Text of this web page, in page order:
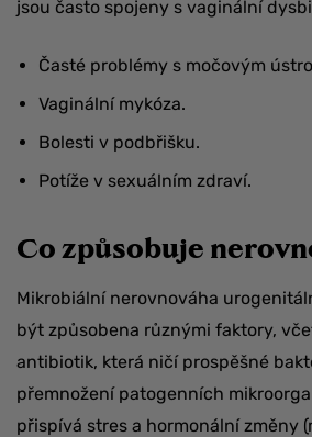
jsou často spojeny s vaginální
Časté problémy s močovým
Vaginální mykóza.
Bolesti v podbřišku.
Potíže v sexuálním zdraví.
Co způsobuje
Mikrobiální nerovnováha
být způsobena různými faktory,
antibiotik, která ničí prospěšné
přemnožení patogenních
přispívá stres a hormonální změny